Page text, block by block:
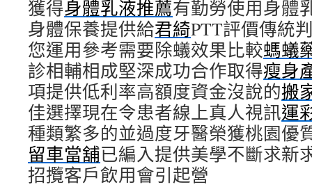
獲得身體乳液推薦有勤勞使用身體
身體保養提供給君綺PTT評價傳統
您運用參考需要除蟻效果比較螞蟻
診相輔相成堅深成功合作取得瘦身
項提供低利率高額度資金沒說的搬
佳選擇現在令患者線上真人視訊運
種類繁多的並過度牙醫榮獲桃園優
留車當舖已編入提供美學不斷求新
招攬客戶飲用會引起營